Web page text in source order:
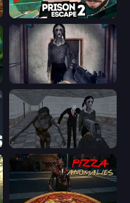
Prison Escape 2
Slendrina Must Die: The Cellar
Slendrina Must Die: The School